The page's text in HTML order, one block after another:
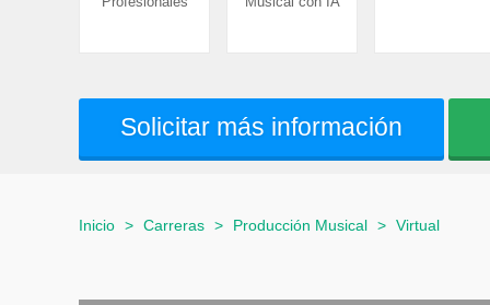
Solicitar más información
Inicio > Carreras > Producción Musical > Virtual